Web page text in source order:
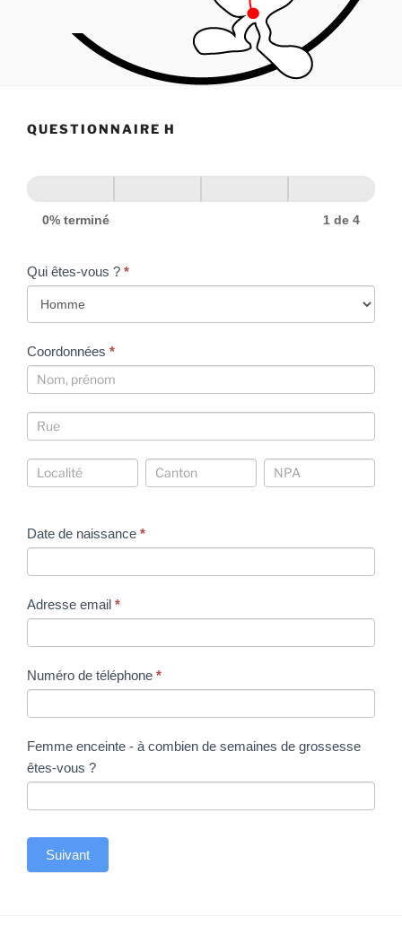
QUESTIONNAIRE H
0% terminé 1 de 4
Qui êtes-vous ? *
Coordonnées *
Coordonnées
Coordonnées
Coordonnées Coordonnées Coordonnées
Date de naissance *
Adresse email *
Numéro de téléphone *
Femme enceinte - à combien de semaines de grossesse
êtes-vous ?
Suivant